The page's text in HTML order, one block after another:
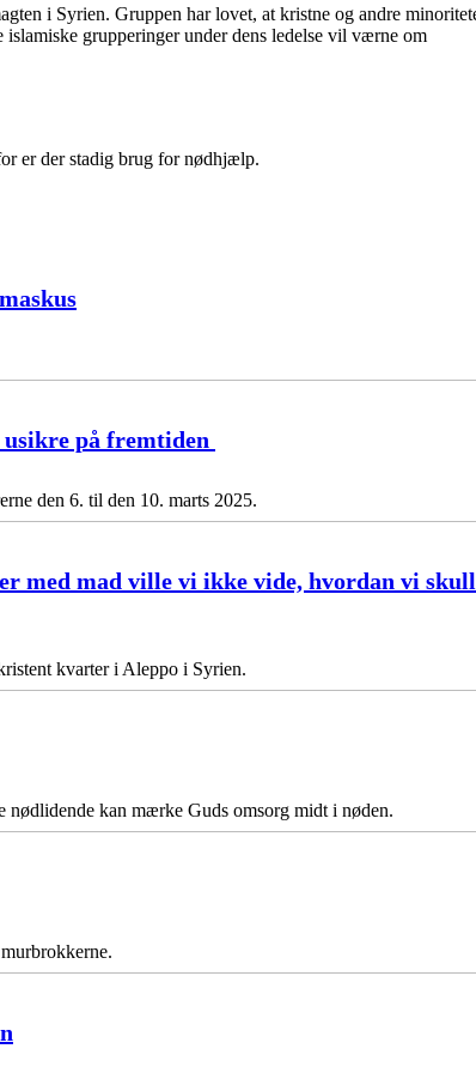
i Syrien. Gruppen har lovet, at kristne og andre
grupperinger under dens ledelse vil værne om
er der stadig brug for nødhjælp.
på fremtiden
den 6. til den 10. marts 2025.
med mad ville vi ikke vide, hvordan vi
kvarter i Aleppo i Syrien.
nødlidende kan mærke Guds omsorg midt i nøden.